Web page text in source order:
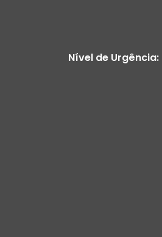
Nível de Urgência: